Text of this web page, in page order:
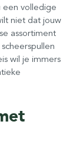
een volledige
niet dat jouw
assortiment
wil je immers